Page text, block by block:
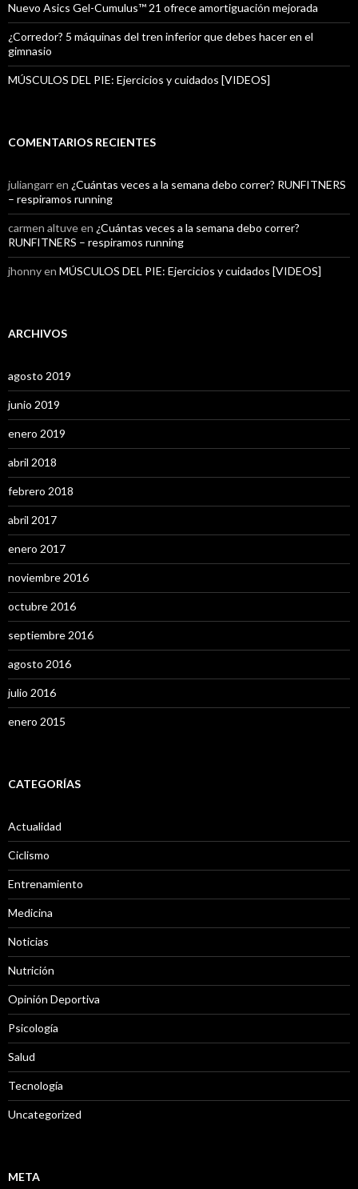
Nuevo Asics Gel-Cumulus™ 21 ofrece amortiguación mejorada
¿Corredor? 5 máquinas del tren inferior que debes hacer en el
gimnasio
MÚSCULOS DEL PIE: Ejercicios y cuidados [VIDEOS]
COMENTARIOS RECIENTES
juliangarren ¿Cuántas veces a la semana debo correr? RUNFITNERS
– respiramos running
carmen altuveen ¿Cuántas veces a la semana debo correr?
RUNFITNERS – respiramos running
jhonnyen MÚSCULOS DEL PIE: Ejercicios y cuidados [VIDEOS]
ARCHIVOS
agosto 2019
junio 2019
enero 2019
abril 2018
febrero 2018
abril 2017
enero 2017
noviembre 2016
octubre 2016
septiembre 2016
agosto 2016
julio 2016
enero 2015
CATEGORÍAS
Actualidad
Ciclismo
Entrenamiento
Medicina
Noticias
Nutrición
Opinión Deportiva
Psicología
Salud
Tecnología
Uncategorized
META